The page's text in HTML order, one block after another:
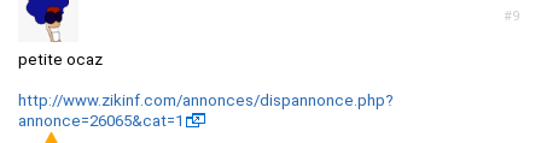
#9
petite ocaz
http://www.zikinf.com/annonces/dispannonce.php?
annonce=26065&cat=1